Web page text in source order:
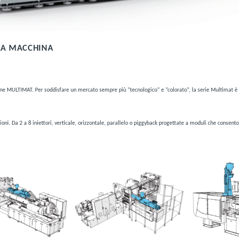
MACCHINA
MULTIMAT. Per soddisfare un mercato sempre più “tecnologico” e “colorato”, la serie Multimat
Da 2 a 8 iniettori, verticale, orizzontale, parallelo o piggyback progettate a moduli che